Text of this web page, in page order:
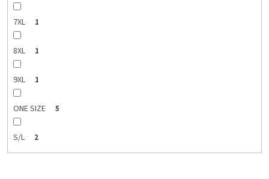
7XL 1
8XL 1
9XL 1
ONE SIZE 5
S/L 2